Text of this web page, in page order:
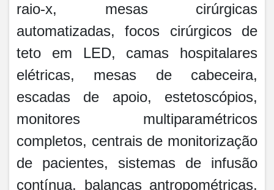
raio-x, mesas cirúrgicas
automatizadas, focos cirúrgicos de
teto em LED, camas hospitalares
elétricas, mesas de cabeceira,
escadas de apoio, estetoscópios,
monitores multiparamétricos
completos, centrais de monitorização
de pacientes, sistemas de infusão
contínua, balanças antropométricas,